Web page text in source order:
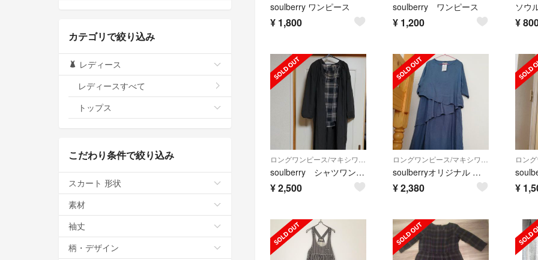
soulberry ワンピース
¥ 1,800
soulberry ワンピース
¥ 1,200 ¥
soulberry シャツワンピ+パンツ+タンクトップ３点セット
¥2,500
soulberryオリジナル 生地を斜めに重ねたレイヤードワンピース
¥2,380 ¥
カテゴリで絞り込み
レディース
レディースすべて
トップス
こだわり条件で絞り込み
スカート 形状
素材
袖丈
柄・デザイン